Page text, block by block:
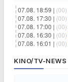
07.08. 18:59 | (00)
07.08. 17:30 | (00)
07.08. 17:00 | (00)
07.08. 16:30 | (00)
07.08. 16:01 | (00)
KINO/TV-NEWS